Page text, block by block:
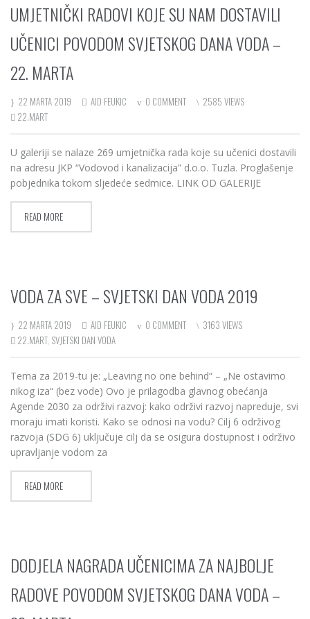
UMJETNIČKI RADOVI KOJE SU NAM DOSTAVILI
UČENICI POVODOM SVJETSKOG DANA VODA –
22. MARTA
22 MARTA 2019 AID FEUKIC 0 COMMENT
2585 VIEWS
22.MART
U galeriji se nalaze 269 umjetnička rada koje su učenici dostavili
na adresu JKP “Vodovod i kanalizacija” d.o.o. Tuzla. Proglašenje
pobjednika tokom sljedeće sedmice. LINK OD GALERIJE
READ MORE
VODA ZA SVE – SVJETSKI DAN VODA 2019
22 MARTA 2019 AID FEUKIC 0 COMMENT
3163 VIEWS
22.MART, SVJETSKI DAN VODA
Tema za 2019-tu je: „Leaving no one behind“ – „Ne ostavimo
nikog iza“ (bez vode) Ovo je prilagodba glavnog obećanja
Agende 2030 za održivi razvoj: kako održivi razvoj napreduje, svi
moraju imati koristi. Kako se odnosi na vodu? Cilj 6 održivog
razvoja (SDG 6) uključuje cilj da se osigura dostupnost i održivo
upravljanje vodom za
READ MORE
DODJELA NAGRADA UČENICIMA ZA NAJBOLJE
RADOVE POVODOM SVJETSKOG DANA VODA –